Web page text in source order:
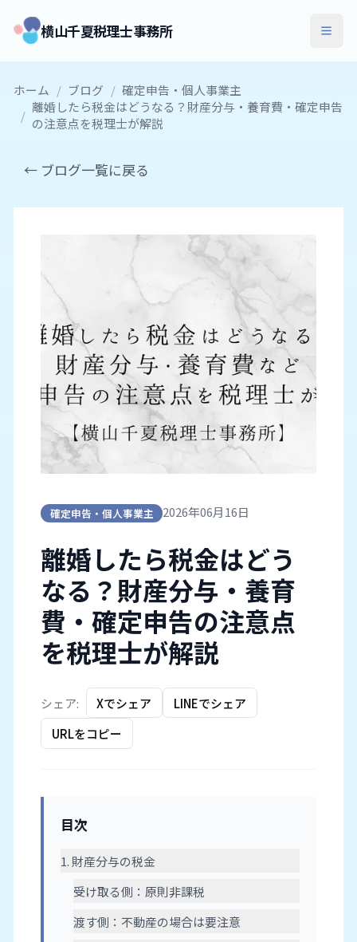
横山千夏税理士事務所
ホーム / ブログ / 確定申告・個人事業主
/ 離婚したら税金はどうなる？財産分与・養育費・確定申告
の注意点を税理士が解説
← ブログ一覧に戻る
確定申告・個人事業主 2026年06月16日
離婚したら税金はどう
なる？財産分与・養育
費・確定申告の注意点
を税理士が解説
シェア: Xでシェア
LINEでシェア
URLをコピー
目次
1. 財産分与の税金
受け取る側：原則非課税
渡す側：不動産の場合は要注意